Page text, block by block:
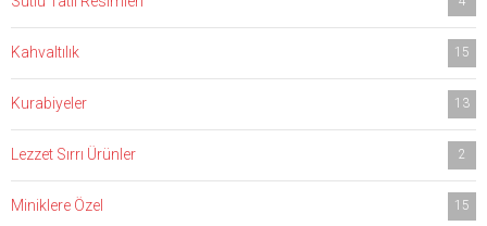
Kahvaltılık 15
Kurabiyeler 13
Lezzet Sırrı Ürünler 2
Miniklere Özel 15